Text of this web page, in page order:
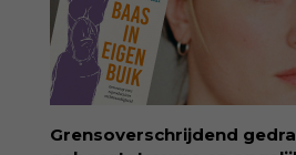
verkochte exemplaren met
bestseller, waarmee Eva
kunnen helpen. Ze schrijft
liefdevolle kijk op kinderen
voor ouders. Download het
via:
id=ZcYxEBJH
Grensoverschrijdend